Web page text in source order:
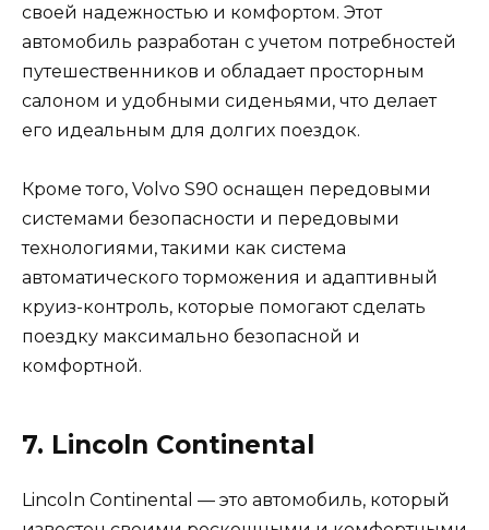
своей надежностью и комфортом. Этот
автомобиль разработан с учетом потребностей
путешественников и обладает просторным
салоном и удобными сиденьями, что делает
его идеальным для долгих поездок.
Кроме того, Volvo S90 оснащен передовыми
системами безопасности и передовыми
технологиями, такими как система
автоматического торможения и адаптивный
круиз-контроль, которые помогают сделать
поездку максимально безопасной и
комфортной.
7. Lincoln Continental
Lincoln Continental — это автомобиль, который